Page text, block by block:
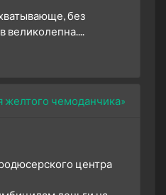
без
великолепна....
чемоданчика»
центра